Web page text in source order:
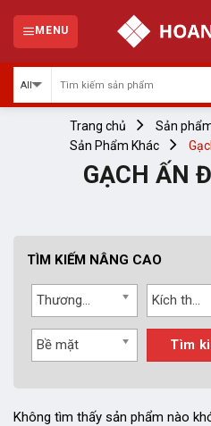
content
MENU
GẠCH ẤN
Trang chủ
Sản
Sản Phẩm Khác
TÌM KIẾM NÂNG CAO
Thương hiệu Kích thước
Bề mặt Tìm
Không tìm thấy sản phẩm nào